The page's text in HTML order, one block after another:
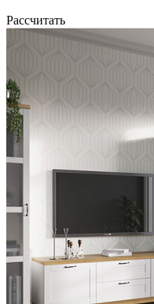
Рассчитать